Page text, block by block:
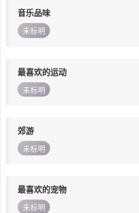
音乐品味
未标明
最喜欢的运动
未标明
郊游
未标明
最喜欢的宠物
未标明